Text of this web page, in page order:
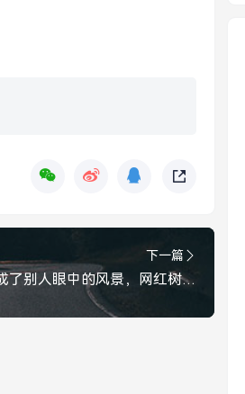
下一篇
我守着我的麦田，成了别人眼中的风景，网红树旁的农民，那一刻差点哭了，守麦田，成风景，那一刻我差点哭了